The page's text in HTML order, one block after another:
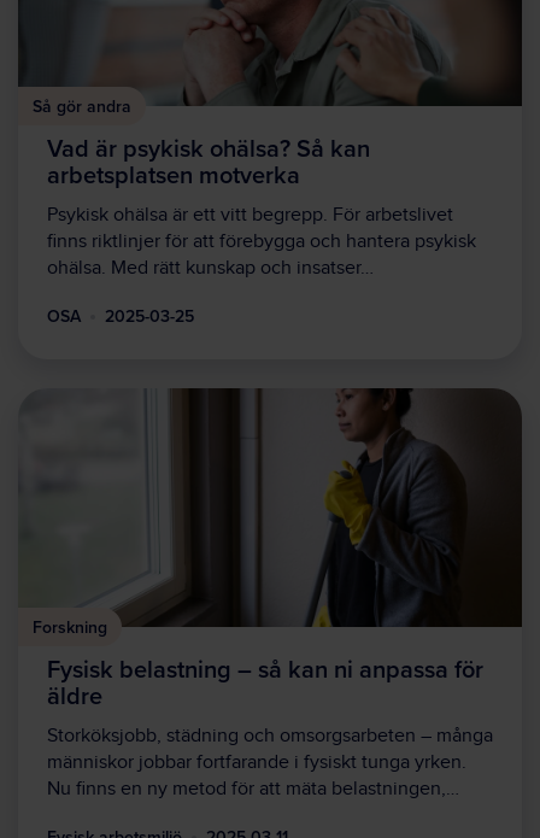
Så gör andra
Vad är psykisk ohälsa? Så kan
arbetsplatsen motverka
Psykisk ohälsa är ett vitt begrepp. För arbetslivet
finns riktlinjer för att förebygga och hantera psykisk
ohälsa. Med rätt kunskap och insatser…
OSA 2025-03-25
Forskning
Fysisk belastning – så kan ni anpassa för
äldre
Storköksjobb, städning och omsorgsarbeten – många
människor jobbar fortfarande i fysiskt tunga yrken.
Nu finns en ny metod för att mäta belastningen,…